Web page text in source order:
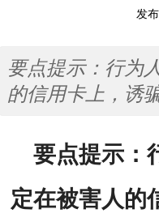
发
要点提示：行为
的信用卡上，诱
要点提示：
定在被害人的